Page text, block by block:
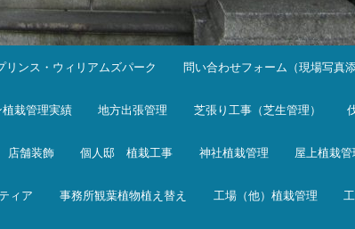
リンス・ウィリアムズパーク 問い合わせフォーム（現場写真添
栽管理実績 地方出張管理 芝張り工事（芝生管理）
店舗装飾 個人邸 植栽工事 神社植栽管理 屋上植栽管
ィア 事務所観葉植物植え替え 工場（他）植栽管理